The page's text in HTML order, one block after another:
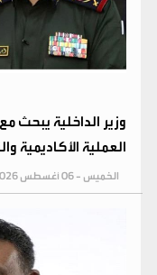
وزير الداخلية يبحث
العملية الأكاديمية
الخميس - 06 أغسطس 2026 - الساعة 10:42 م